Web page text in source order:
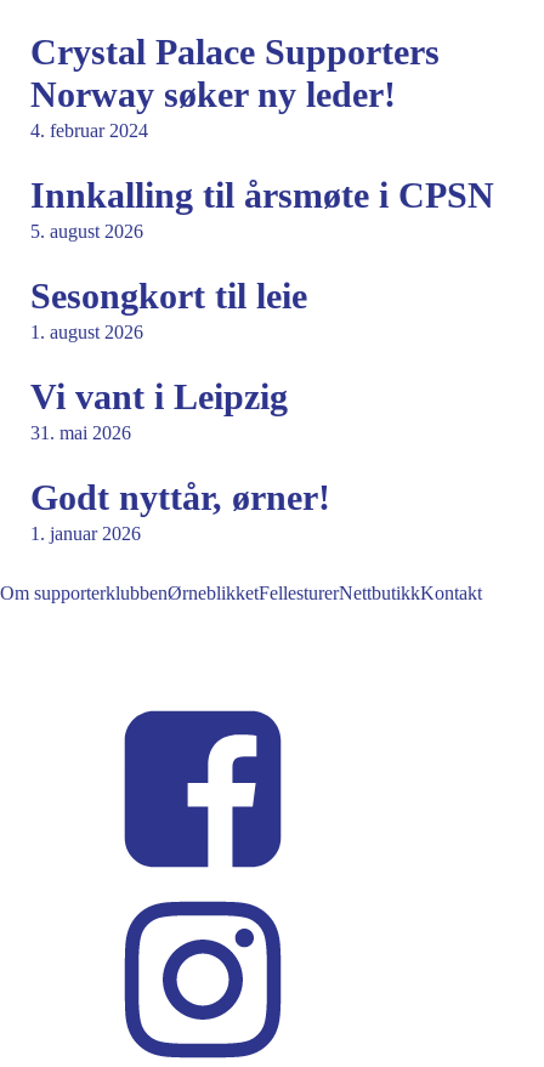
Crystal Palace Supporters
Norway søker ny leder!
4. februar 2024
Innkalling til årsmøte i CPSN
5. august 2026
Sesongkort til leie
1. august 2026
Vi vant i Leipzig
31. mai 2026
Godt nyttår, ørner!
1. januar 2026
Om supporterklubbenØrneblikketFellesturerNettbutikkKontakt